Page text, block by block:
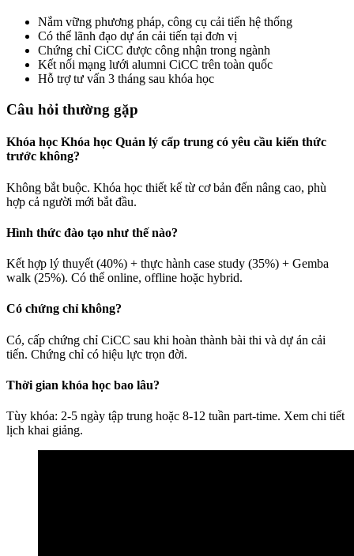
Nắm vững phương pháp, công cụ cải tiến hệ thống
Có thể lãnh đạo dự án cải tiến tại đơn vị
Chứng chỉ CiCC được công nhận trong ngành
Kết nối mạng lưới alumni CiCC trên toàn quốc
Hỗ trợ tư vấn 3 tháng sau khóa học
Câu hỏi thường gặp
Khóa học Khóa học Quản lý cấp trung có yêu cầu kiến thức
trước không?
Không bắt buộc. Khóa học thiết kế từ cơ bản đến nâng cao, phù
hợp cả người mới bắt đầu.
Hình thức đào tạo như thế nào?
Kết hợp lý thuyết (40%) + thực hành case study (35%) + Gemba
walk (25%). Có thể online, offline hoặc hybrid.
Có chứng chỉ không?
Có, cấp chứng chỉ CiCC sau khi hoàn thành bài thi và dự án cải
tiến. Chứng chỉ có hiệu lực trọn đời.
Thời gian khóa học bao lâu?
Tùy khóa: 2-5 ngày tập trung hoặc 8-12 tuần part-time. Xem chi tiết
lịch khai giảng.